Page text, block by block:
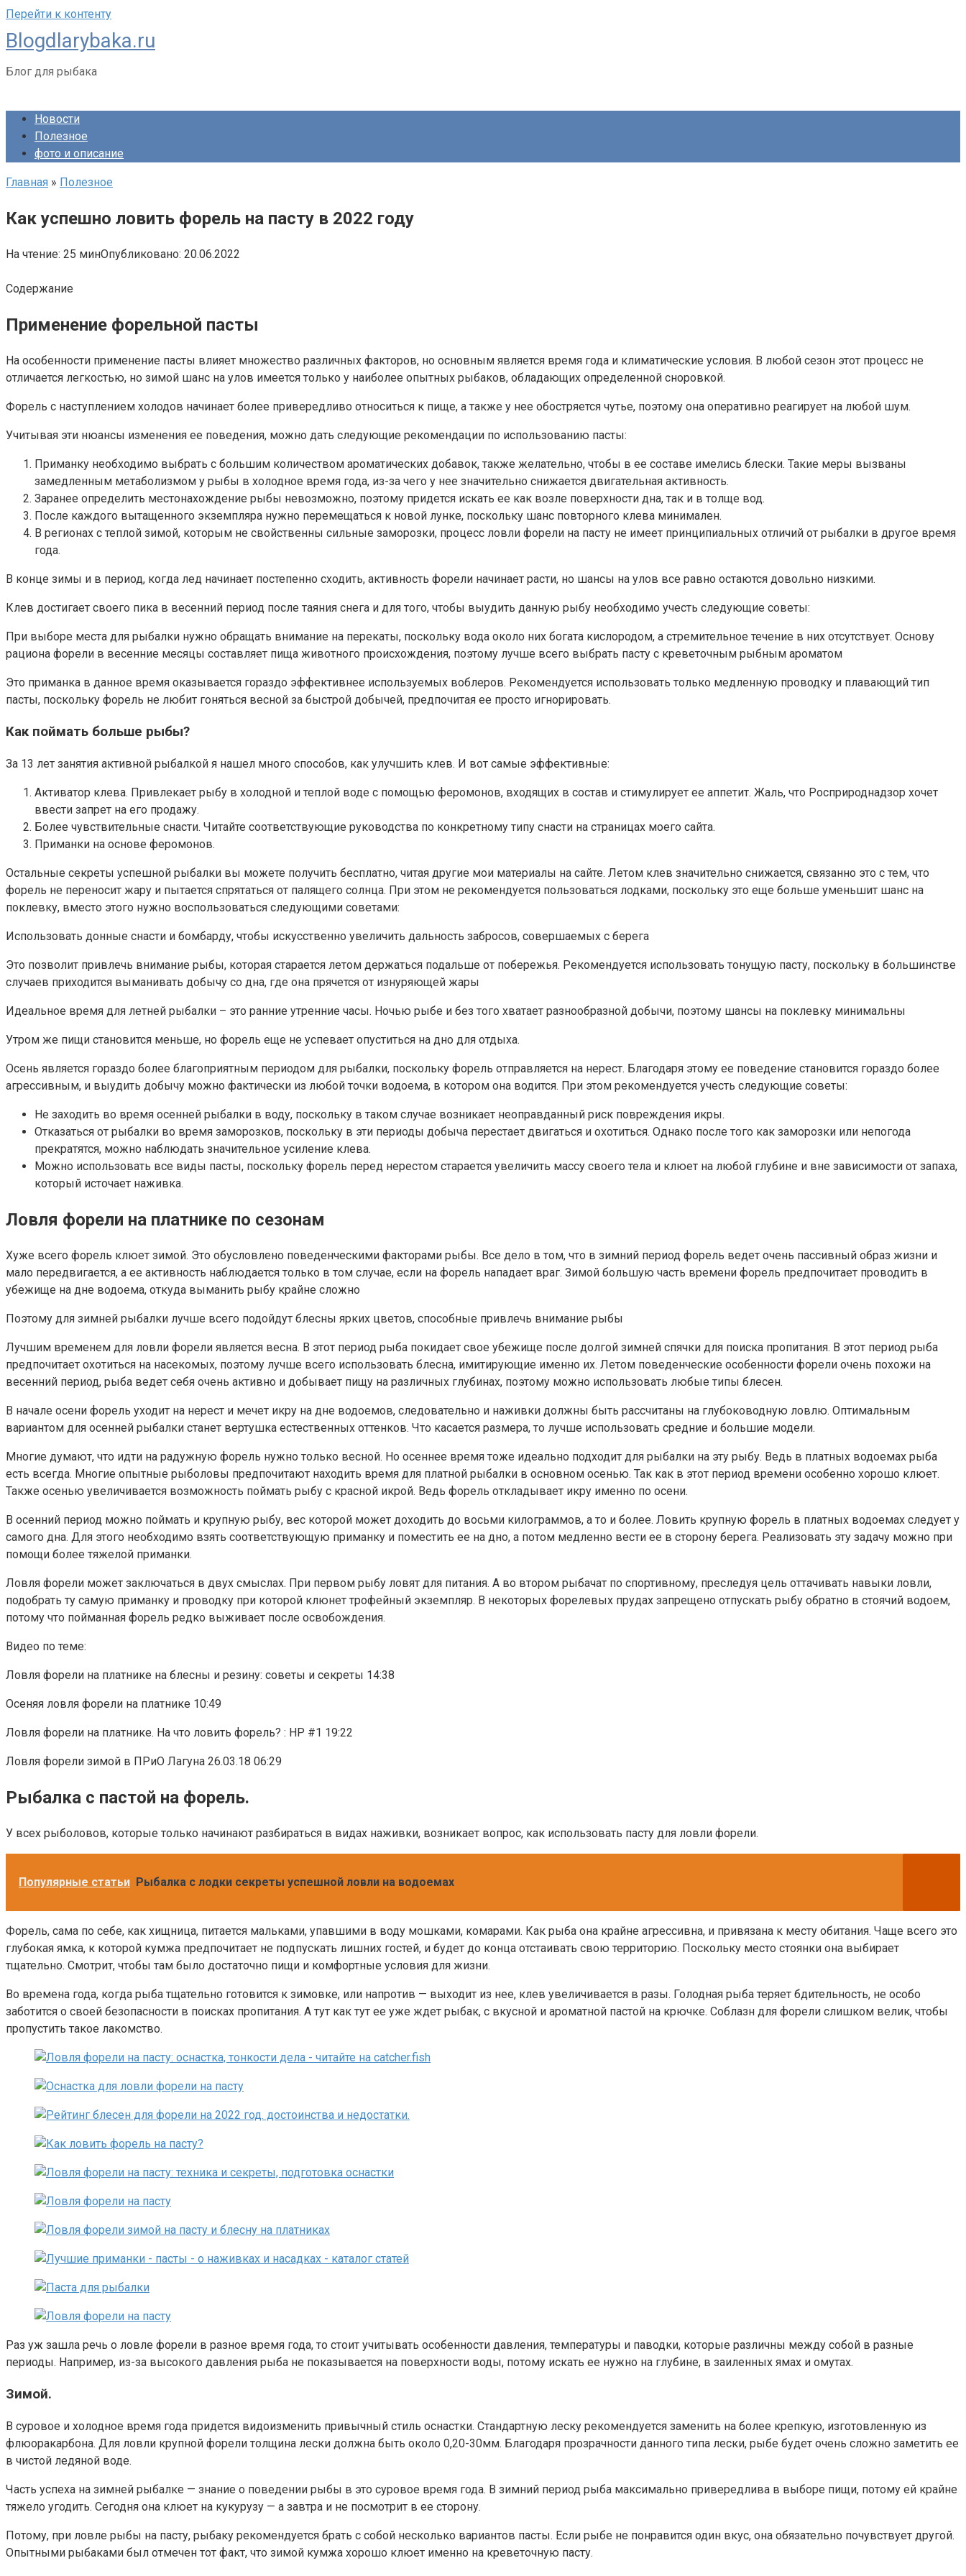
Перейти к контенту
Blogdlarybaka.ru
Блог для рыбака
Новости
Полезное
фото и описание
Главная » Полезное
Как успешно ловить форель на пасту в 2022 году
На чтение: 25 минОпубликовано: 20.06.2022
Содержание
Применение форельной пасты
На особенности применение пасты влияет множество различных факторов, но основным является время года и климатические условия. В любой сезон этот процесс не
отличается легкостью, но зимой шанс на улов имеется только у наиболее опытных рыбаков, обладающих определенной сноровкой.
Форель с наступлением холодов начинает более привередливо относиться к пище, а также у нее обостряется чутье, поэтому она оперативно реагирует на любой шум.
Учитывая эти нюансы изменения ее поведения, можно дать следующие рекомендации по использованию пасты:
Приманку необходимо выбрать с большим количеством ароматических добавок, также желательно, чтобы в ее составе имелись блески. Такие меры вызваны
замедленным метаболизмом у рыбы в холодное время года, из-за чего у нее значительно снижается двигательная активность.
Заранее определить местонахождение рыбы невозможно, поэтому придется искать ее как возле поверхности дна, так и в толще вод.
После каждого вытащенного экземпляра нужно перемещаться к новой лунке, поскольку шанс повторного клева минимален.
В регионах с теплой зимой, которым не свойственны сильные заморозки, процесс ловли форели на пасту не имеет принципиальных отличий от рыбалки в другое время
года.
В конце зимы и в период, когда лед начинает постепенно сходить, активность форели начинает расти, но шансы на улов все равно остаются довольно низкими.
Клев достигает своего пика в весенний период после таяния снега и для того, чтобы выудить данную рыбу необходимо учесть следующие советы:
При выборе места для рыбалки нужно обращать внимание на перекаты, поскольку вода около них богата кислородом, а стремительное течение в них отсутствует. Основу
рациона форели в весенние месяцы составляет пища животного происхождения, поэтому лучше всего выбрать пасту с креветочным рыбным ароматом
Это приманка в данное время оказывается гораздо эффективнее используемых воблеров. Рекомендуется использовать только медленную проводку и плавающий тип
пасты, поскольку форель не любит гоняться весной за быстрой добычей, предпочитая ее просто игнорировать.
Как поймать больше рыбы?
За 13 лет занятия активной рыбалкой я нашел много способов, как улучшить клев. И вот самые эффективные:
Активатор клева. Привлекает рыбу в холодной и теплой воде с помощью феромонов, входящих в состав и стимулирует ее аппетит. Жаль, что Росприроднадзор хочет
ввести запрет на его продажу.
Более чувствительные снасти. Читайте соответствующие руководства по конкретному типу снасти на страницах моего сайта.
Приманки на основе феромонов.
Остальные секреты успешной рыбалки вы можете получить бесплатно, читая другие мои материалы на сайте. Летом клев значительно снижается, связанно это с тем, что
форель не переносит жару и пытается спрятаться от палящего солнца. При этом не рекомендуется пользоваться лодками, поскольку это еще больше уменьшит шанс на
поклевку, вместо этого нужно воспользоваться следующими советами:
Использовать донные снасти и бомбарду, чтобы искусственно увеличить дальность забросов, совершаемых с берега
Это позволит привлечь внимание рыбы, которая старается летом держаться подальше от побережья. Рекомендуется использовать тонущую пасту, поскольку в большинстве
случаев приходится выманивать добычу со дна, где она прячется от изнуряющей жары
Идеальное время для летней рыбалки – это ранние утренние часы. Ночью рыбе и без того хватает разнообразной добычи, поэтому шансы на поклевку минимальны
Утром же пищи становится меньше, но форель еще не успевает опуститься на дно для отдыха.
Осень является гораздо более благоприятным периодом для рыбалки, поскольку форель отправляется на нерест. Благодаря этому ее поведение становится гораздо более
агрессивным, и выудить добычу можно фактически из любой точки водоема, в котором она водится. При этом рекомендуется учесть следующие советы:
Не заходить во время осенней рыбалки в воду, поскольку в таком случае возникает неоправданный риск повреждения икры.
Отказаться от рыбалки во время заморозков, поскольку в эти периоды добыча перестает двигаться и охотиться. Однако после того как заморозки или непогода
прекратятся, можно наблюдать значительное усиление клева.
Можно использовать все виды пасты, поскольку форель перед нерестом старается увеличить массу своего тела и клюет на любой глубине и вне зависимости от запаха,
который источает наживка.
Ловля форели на платнике по сезонам
Хуже всего форель клюет зимой. Это обусловлено поведенческими факторами рыбы. Все дело в том, что в зимний период форель ведет очень пассивный образ жизни и
мало передвигается, а ее активность наблюдается только в том случае, если на форель нападает враг. Зимой большую часть времени форель предпочитает проводить в
убежище на дне водоема, откуда выманить рыбу крайне сложно
Поэтому для зимней рыбалки лучше всего подойдут блесны ярких цветов, способные привлечь внимание рыбы
Лучшим временем для ловли форели является весна. В этот период рыба покидает свое убежище после долгой зимней спячки для поиска пропитания. В этот период рыба
предпочитает охотиться на насекомых, поэтому лучше всего использовать блесна, имитирующие именно их. Летом поведенческие особенности форели очень похожи на
весенний период, рыба ведет себя очень активно и добывает пищу на различных глубинах, поэтому можно использовать любые типы блесен.
В начале осени форель уходит на нерест и мечет икру на дне водоемов, следовательно и наживки должны быть рассчитаны на глубоководную ловлю. Оптимальным
вариантом для осенней рыбалки станет вертушка естественных оттенков. Что касается размера, то лучше использовать средние и большие модели.
Многие думают, что идти на радужную форель нужно только весной. Но осеннее время тоже идеально подходит для рыбалки на эту рыбу. Ведь в платных водоемах рыба
есть всегда. Многие опытные рыболовы предпочитают находить время для платной рыбалки в основном осенью. Так как в этот период времени особенно хорошо клюет.
Также осенью увеличивается возможность поймать рыбу с красной икрой. Ведь форель откладывает икру именно по осени.
В осенний период можно поймать и крупную рыбу, вес которой может доходить до восьми килограммов, а то и более. Ловить крупную форель в платных водоемах следует у
самого дна. Для этого необходимо взять соответствующую приманку и поместить ее на дно, а потом медленно вести ее в сторону берега. Реализовать эту задачу можно при
помощи более тяжелой приманки.
Ловля форели может заключаться в двух смыслах. При первом рыбу ловят для питания. А во втором рыбачат по спортивному, преследуя цель оттачивать навыки ловли,
подобрать ту самую приманку и проводку при которой клюнет трофейный экземпляр. В некоторых форелевых прудах запрещено отпускать рыбу обратно в стоячий водоем,
потому что пойманная форель редко выживает после освобождения.
Видео по теме:
Ловля форели на платнике на блесны и резину: советы и секреты 14:38
Осеняя ловля форели на платнике 10:49
Ловля форели на платнике. На что ловить форель? : НР #1 19:22
Ловля форели зимой в ПРиО Лагуна 26.03.18 06:29
Рыбалка с пастой на форель.
У всех рыболовов, которые только начинают разбираться в видах наживки, возникает вопрос, как использовать пасту для ловли форели.
Популярные статьи Рыбалка с лодки секреты успешной ловли на водоемах
Форель, сама по себе, как хищница, питается мальками, упавшими в воду мошками, комарами. Как рыба она крайне агрессивна, и привязана к месту обитания. Чаще всего это
глубокая ямка, к которой кумжа предпочитает не подпускать лишних гостей, и будет до конца отстаивать свою территорию. Поскольку место стоянки она выбирает
тщательно. Смотрит, чтобы там было достаточно пищи и комфортные условия для жизни.
Во времена года, когда рыба тщательно готовится к зимовке, или напротив — выходит из нее, клев увеличивается в разы. Голодная рыба теряет бдительность, не особо
заботится о своей безопасности в поисках пропитания. А тут как тут ее уже ждет рыбак, с вкусной и ароматной пастой на крючке. Соблазн для форели слишком велик, чтобы
пропустить такое лакомство.
Раз уж зашла речь о ловле форели в разное время года, то стоит учитывать особенности давления, температуры и паводки, которые различны между собой в разные
периоды. Например, из-за высокого давления рыба не показывается на поверхности воды, потому искать ее нужно на глубине, в заиленных ямах и омутах.
Зимой.
В суровое и холодное время года придется видоизменить привычный стиль оснастки. Стандартную леску рекомендуется заменить на более крепкую, изготовленную из
флюоракарбона. Для ловли крупной форели толщина лески должна быть около 0,20-30мм. Благодаря прозрачности данного типа лески, рыбе будет очень сложно заметить ее
в чистой ледяной воде.
Часть успеха на зимней рыбалке — знание о поведении рыбы в это суровое время года. В зимний период рыба максимально привередлива в выборе пищи, потому ей крайне
тяжело угодить. Сегодня она клюет на кукурузу — а завтра и не посмотрит в ее сторону.
Потому, при ловле рыбы на пасту, рыбаку рекомендуется брать с собой несколько вариантов пасты. Если рыбе не понравится один вкус, она обязательно почувствует другой.
Опытными рыбаками был отмечен тот факт, что зимой кумжа хорошо клюет именно на креветочную пасту.